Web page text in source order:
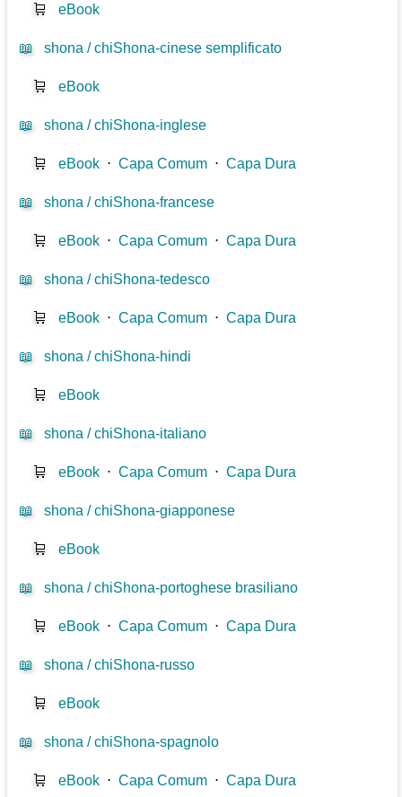
🛒 eBook
📖 shona / chiShona-cinese semplificato
🛒 eBook
📖 shona / chiShona-inglese
🛒 eBook ⋅Capa Comum ⋅Capa Dura
📖 shona / chiShona-francese
🛒 eBook ⋅Capa Comum ⋅Capa Dura
📖 shona / chiShona-tedesco
🛒 eBook ⋅Capa Comum ⋅Capa Dura
📖 shona / chiShona-hindi
🛒 eBook
📖 shona / chiShona-italiano
🛒 eBook ⋅Capa Comum ⋅Capa Dura
📖 shona / chiShona-giapponese
🛒 eBook
📖 shona / chiShona-portoghese brasiliano
🛒 eBook ⋅Capa Comum ⋅Capa Dura
📖 shona / chiShona-russo
🛒 eBook
📖 shona / chiShona-spagnolo
🛒 eBook ⋅Capa Comum ⋅Capa Dura